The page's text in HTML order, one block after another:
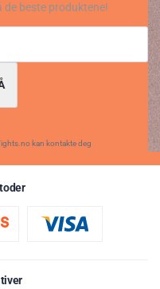
de beste produktene!
kan kontakte deg